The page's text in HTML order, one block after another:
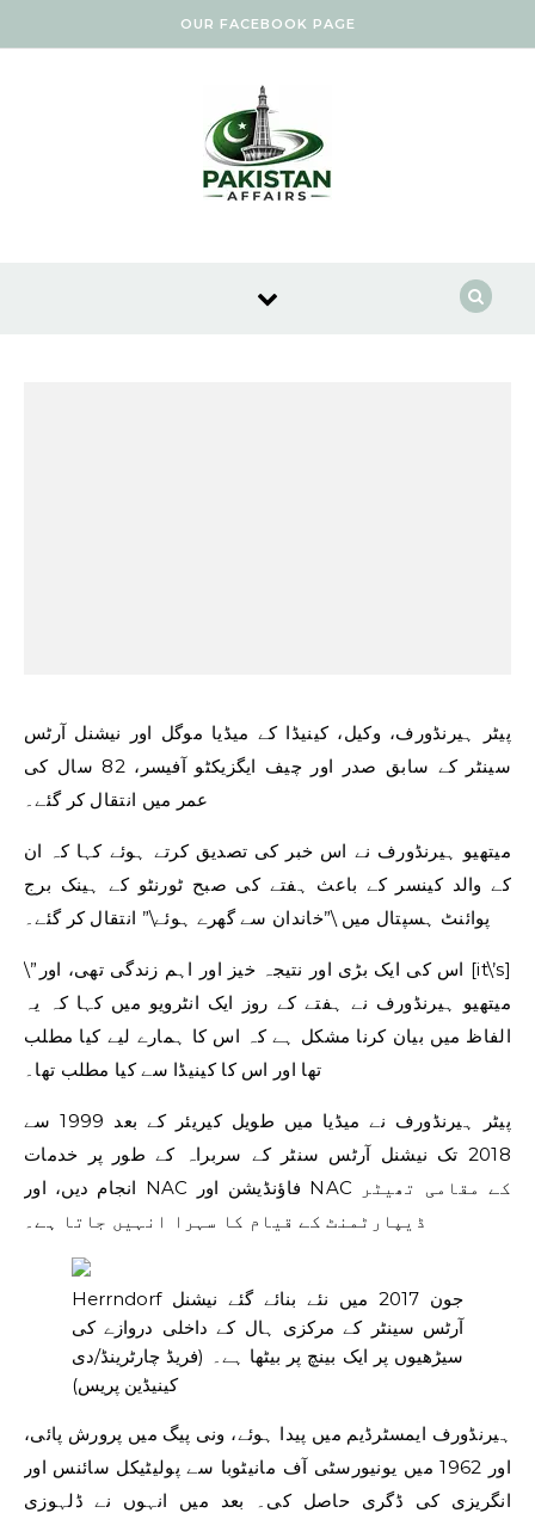
OUR FACEBOOK PAGE
پیٹر ہیرنڈورف، وکیل، کینیڈا کے میڈیا موگل اور نیشنل آرٹس
سینٹر کے سابق صدر اور چیف ایگزیکٹو آفیسر، 82 سال کی
عمر میں انتقال کر گئے۔
میتھیو ہیرنڈورف نے اس خبر کی تصدیق کرتے ہوئے کہا کہ ان
کے والد کینسر کے باعث ہفتے کی صبح ٹورنٹو کے ہینک برج
پوائنٹ ہسپتال میں \”خاندان سے گھرے ہوئے\” انتقال کر گئے۔
\”اس کی ایک بڑی اور نتیجہ خیز اور اہم زندگی تھی، اور [it\’s]
میتھیو ہیرنڈورف نے ہفتے کے روز ایک انٹرویو میں کہا کہ یہ
الفاظ میں بیان کرنا مشکل ہے کہ اس کا ہمارے لیے کیا مطلب
تھا اور اس کا کینیڈا سے کیا مطلب تھا۔
پیٹر ہیرنڈورف نے میڈیا میں طویل کیریئر کے بعد 1999 سے
2018 تک نیشنل آرٹس سنٹر کے سربراہ کے طور پر خدمات
انجام دیں، اور NAC فاؤنڈیشن اور NAC کے مقامی تھیٹر
ڈیپارٹمنٹ کے قیام کا سہرا انہیں جاتا ہے۔
Herrndorf جون 2017 میں نئے بنائے گئے نیشنل
آرٹس سینٹر کے مرکزی ہال کے داخلی دروازے کی
سیڑھیوں پر ایک بینچ پر بیٹھا ہے۔ (فریڈ چارٹرینڈ/دی
کینیڈین پریس)
ہیرنڈورف ایمسٹرڈیم میں پیدا ہوئے، ونی پیگ میں پرورش پائی،
اور 1962 میں یونیورسٹی آف مانیٹوبا سے پولیٹیکل سائنس اور
انگریزی کی ڈگری حاصل کی۔ بعد میں انہوں نے ڈلہوزی